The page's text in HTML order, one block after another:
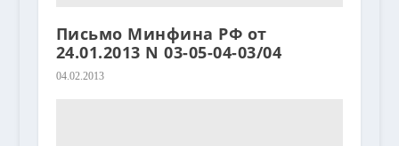
Письмо Минфина РФ от
24.01.2013 N 03-05-04-03/04
04.02.2013